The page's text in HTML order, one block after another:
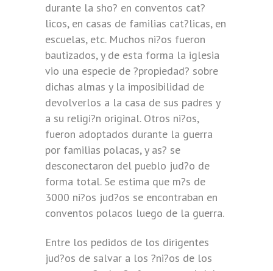
durante la sho? en conventos cat?
licos, en casas de familias cat?licas, en
escuelas, etc. Muchos ni?os fueron
bautizados, y de esta forma la iglesia
vio una especie de ?propiedad? sobre
dichas almas y la imposibilidad de
devolverlos a la casa de sus padres y
a su religi?n original. Otros ni?os,
fueron adoptados durante la guerra
por familias polacas, y as? se
desconectaron del pueblo jud?o de
forma total. Se estima que m?s de
3000 ni?os jud?os se encontraban en
conventos polacos luego de la guerra.
Entre los pedidos de los dirigentes
jud?os de salvar a los ?ni?os de los